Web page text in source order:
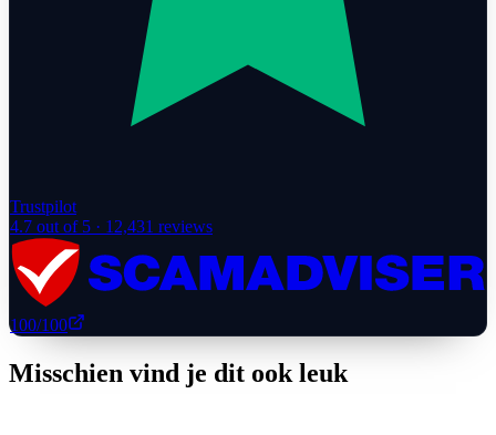
Trustpilot
4.7 out of 5 · 12,431 reviews
100/100
Misschien vind je dit ook leuk